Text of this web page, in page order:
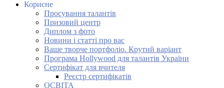
Корисне
Просування талантів
Призовий центр
Диплом з фото
Новини і статті про вас
Ваше творче портфоліо. Крутий варіант
Програма Hollywood для талантів України
Сертифікат для вчителя
Реєстр сертифікатів
ОСВІТА